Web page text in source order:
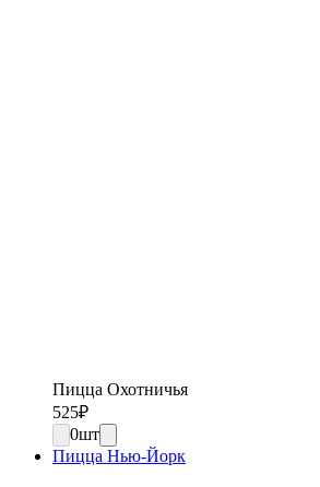
Пицца Охотничья
525₽
0шт
Пицца Нью-Йорк